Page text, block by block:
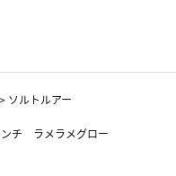
> ソルトルアー
チ ラメラメグロー